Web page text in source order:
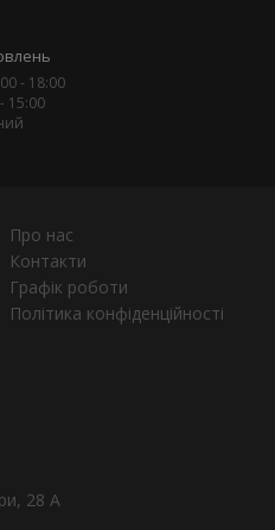
- 18:00
15:00
Про нас
Контакти
Графік роботи
Політика конфіденційності
28 А